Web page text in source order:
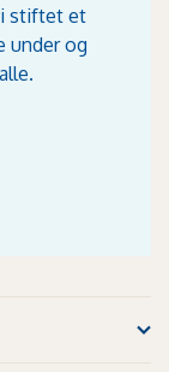
stiftet et
under og